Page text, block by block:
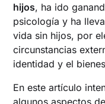
hijos, ha ido
psicología y ha
vida sin hijos, por
circunstancias
identidad y el
En este artículo
algunos aspectos